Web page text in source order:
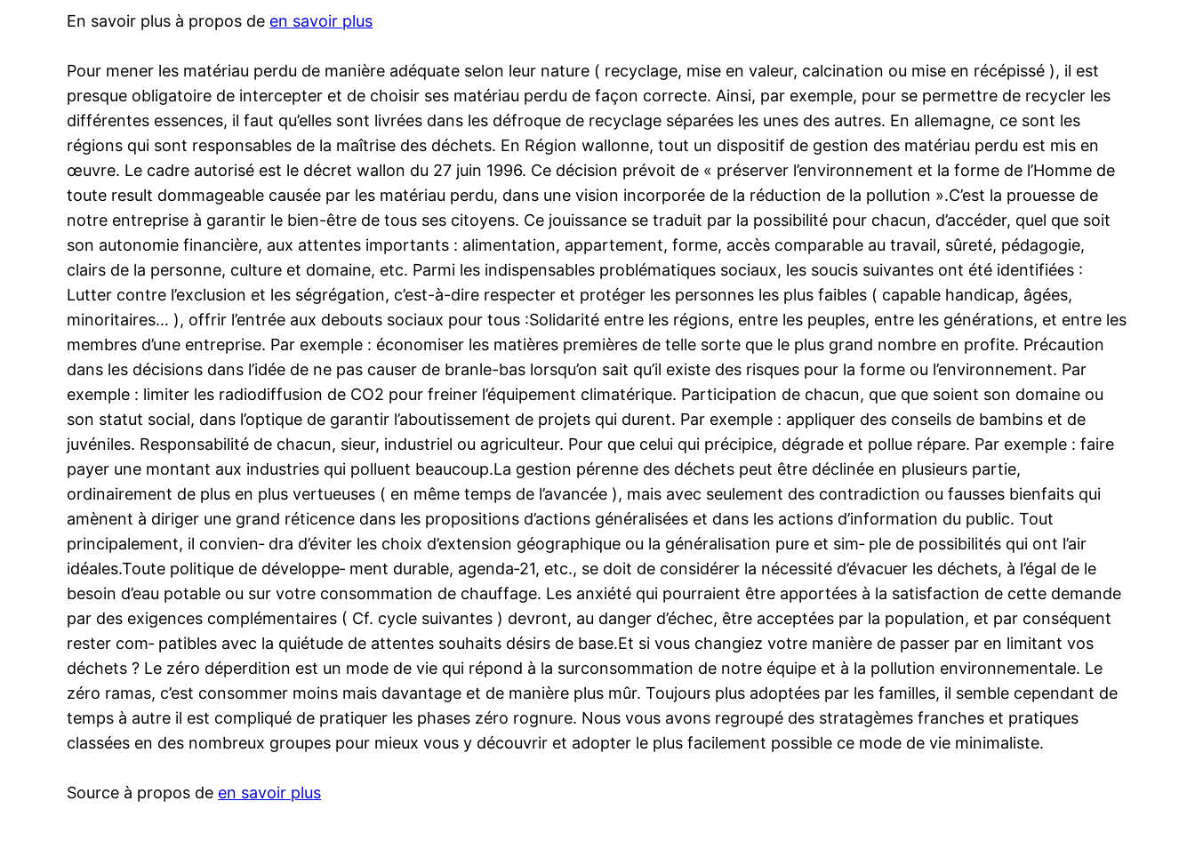
En savoir plus à propos de en savoir plus
Pour mener les matériau perdu de manière adéquate selon leur nature ( recyclage, mise en valeur, calcination ou mise en récépissé ), il est
presque obligatoire de intercepter et de choisir ses matériau perdu de façon correcte. Ainsi, par exemple, pour se permettre de recycler les
différentes essences, il faut qu’elles sont livrées dans les défroque de recyclage séparées les unes des autres. En allemagne, ce sont les
régions qui sont responsables de la maîtrise des déchets. En Région wallonne, tout un dispositif de gestion des matériau perdu est mis en
œuvre. Le cadre autorisé est le décret wallon du 27 juin 1996. Ce décision prévoit de « préserver l’environnement et la forme de l’Homme de
toute result dommageable causée par les matériau perdu, dans une vision incorporée de la réduction de la pollution ».C’est la prouesse de
notre entreprise à garantir le bien-être de tous ses citoyens. Ce jouissance se traduit par la possibilité pour chacun, d’accéder, quel que soit
son autonomie financière, aux attentes importants : alimentation, appartement, forme, accès comparable au travail, sûreté, pédagogie,
clairs de la personne, culture et domaine, etc. Parmi les indispensables problématiques sociaux, les soucis suivantes ont été identifiées :
Lutter contre l’exclusion et les ségrégation, c’est-à-dire respecter et protéger les personnes les plus faibles ( capable handicap, âgées,
minoritaires… ), offrir l’entrée aux debouts sociaux pour tous :Solidarité entre les régions, entre les peuples, entre les générations, et entre les
membres d’une entreprise. Par exemple : économiser les matières premières de telle sorte que le plus grand nombre en profite. Précaution
dans les décisions dans l’idée de ne pas causer de branle-bas lorsqu’on sait qu’il existe des risques pour la forme ou l’environnement. Par
exemple : limiter les radiodiffusion de CO2 pour freiner l’équipement climatérique. Participation de chacun, que que soient son domaine ou
son statut social, dans l’optique de garantir l’aboutissement de projets qui durent. Par exemple : appliquer des conseils de bambins et de
juvéniles. Responsabilité de chacun, sieur, industriel ou agriculteur. Pour que celui qui précipice, dégrade et pollue répare. Par exemple : faire
payer une montant aux industries qui polluent beaucoup.La gestion pérenne des déchets peut être déclinée en plusieurs partie,
ordinairement de plus en plus vertueuses ( en même temps de l’avancée ), mais avec seulement des contradiction ou fausses bienfaits qui
amènent à diriger une grand réticence dans les propositions d’actions généralisées et dans les actions d’information du public. Tout
principalement, il convien‑ dra d’éviter les choix d’extension géographique ou la généralisation pure et sim‑ ple de possibilités qui ont l’air
idéales.Toute politique de développe‑ ment durable, agenda‑21, etc., se doit de considérer la nécessité d’évacuer les déchets, à l’égal de le
besoin d’eau potable ou sur votre consommation de chauffage. Les anxiété qui pourraient être apportées à la satisfaction de cette demande
par des exigences complémentaires ( Cf. cycle suivantes ) devront, au danger d’échec, être acceptées par la population, et par conséquent
rester com‑ patibles avec la quiétude de attentes souhaits désirs de base.Et si vous changiez votre manière de passer par en limitant vos
déchets ? Le zéro déperdition est un mode de vie qui répond à la surconsommation de notre équipe et à la pollution environnementale. Le
zéro ramas, c’est consommer moins mais davantage et de manière plus mûr. Toujours plus adoptées par les familles, il semble cependant de
temps à autre il est compliqué de pratiquer les phases zéro rognure. Nous vous avons regroupé des stratagèmes franches et pratiques
classées en des nombreux groupes pour mieux vous y découvrir et adopter le plus facilement possible ce mode de vie minimaliste.
Source à propos de en savoir plus